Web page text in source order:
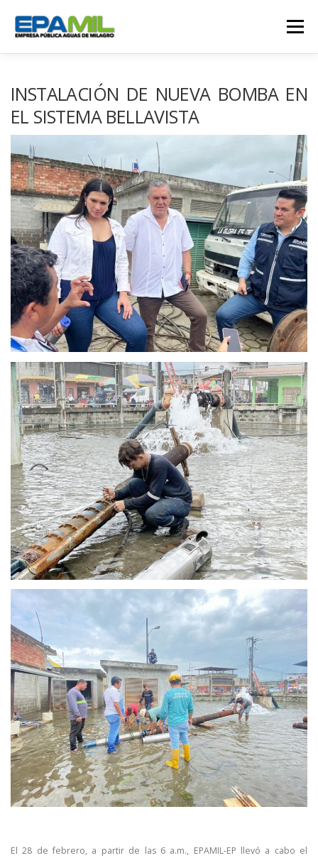
contenido
Menú
TRANSPARENCIA RENDICIÓN DE CUENTAS
GESTIÓN OPERATIVA CAMPAÑAS
TRABAJA CON NOSOTROS SERVICIOS
INSTALACIÓN DE NUEVA BOMBA EN
EL SISTEMA BELLAVISTA
El 28 de febrero, a partir de las 6 a.m., EPAMIL-EP llevó a cabo el